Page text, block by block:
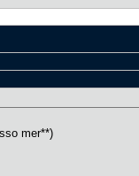
mer**)